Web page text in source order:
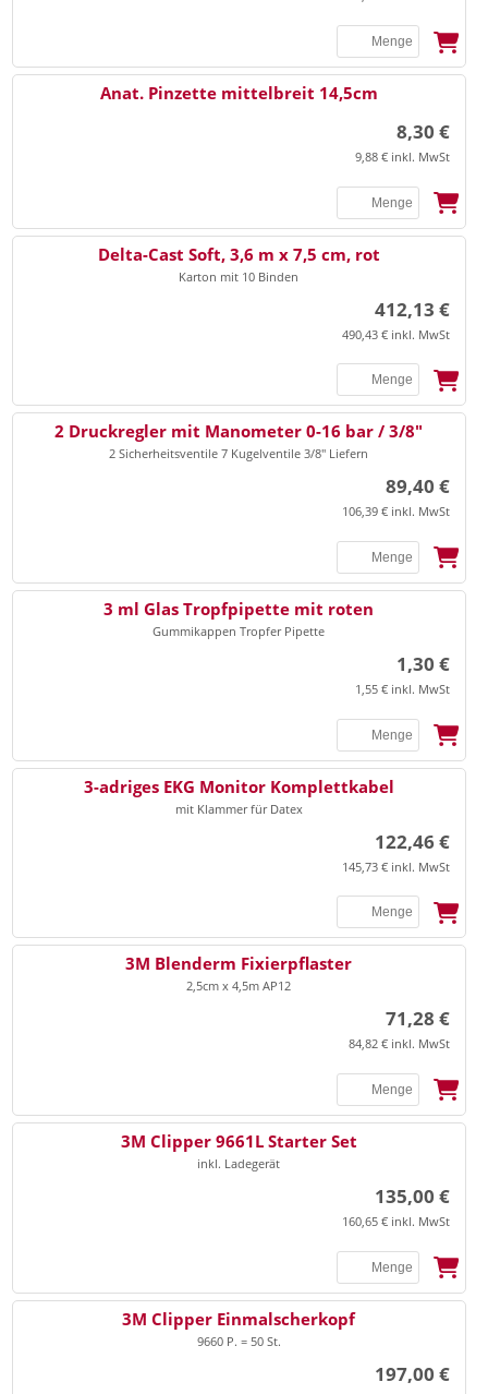
Anat. Pinzette mittelbreit 14,5cm
8,30 €
9,88 € inkl. MwSt
Delta-Cast Soft, 3,6 m x 7,5 cm, rot
Karton mit 10 Binden
412,13 €
490,43 € inkl. MwSt
2 Druckregler mit Manometer 0-16 bar / 3/8"
2 Sicherheitsventile 7 Kugelventile 3/8" Liefern
89,40 €
106,39 € inkl. MwSt
3 ml Glas Tropfpipette mit roten
Gummikappen Tropfer Pipette
1,30 €
1,55 € inkl. MwSt
3-adriges EKG Monitor Komplettkabel
mit Klammer für Datex
122,46 €
145,73 € inkl. MwSt
3M Blenderm Fixierpflaster
2,5cm x 4,5m AP12
71,28 €
84,82 € inkl. MwSt
3M Clipper 9661L Starter Set
inkl. Ladegerät
135,00 €
160,65 € inkl. MwSt
3M Clipper Einmalscherkopf
9660 P. = 50 St.
197,00 €